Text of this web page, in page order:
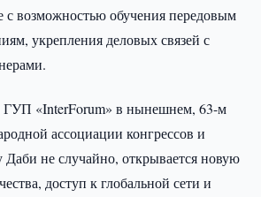
с возможностью обучения передовым
укрепления деловых связей с
ГУП «InterForum» в нынешнем, 63-м
ассоциации конгрессов и
не случайно, открывается новую
доступ к глобальной сети и